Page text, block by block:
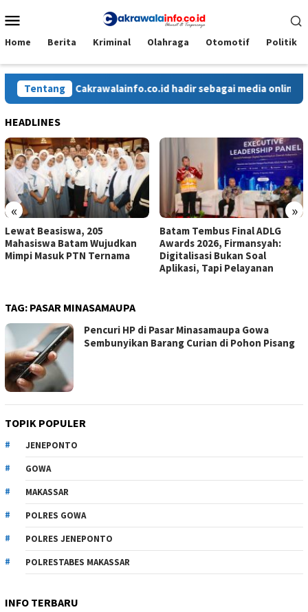
ke
Mobile
Home Berita Kriminal Olahraga Otomotif Politik
TentangCakrawalainfo.co.id hadir sebagai media online yang
HEADLINES
« »
Lewat Beasiswa, 205
Mahasiswa Batam Wujudkan
Mimpi Masuk PTN Ternama
Batam Tembus Final ADLG
Awards 2026, Firmansyah:
Digitalisasi Bukan Soal
Aplikasi, Tapi Pelayanan
TAG: PASAR MINASAMAUPA
Pencuri HP di Pasar Minasamaupa Gowa
Sembunyikan Barang Curian di Pohon Pisang
TOPIK POPULER
JENEPONTO
GOWA
MAKASSAR
POLRES GOWA
POLRES JENEPONTO
POLRESTABES MAKASSAR
INFO TERBARU